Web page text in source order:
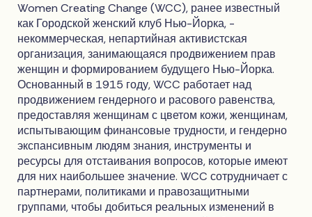
Women Creating Change (WCC), ранее известный
как Городской женский клуб Нью-Йорка, -
некоммерческая, непартийная активистская
организация, занимающаяся продвижением прав
женщин и формированием будущего Нью-Йорка.
Основанный в 1915 году, WCC работает над
продвижением гендерного и расового равенства,
предоставляя женщинам с цветом кожи, женщинам,
испытывающим финансовые трудности, и гендерно
экспансивным людям знания, инструменты и
ресурсы для отстаивания вопросов, которые имеют
для них наибольшее значение. WCC сотрудничает с
партнерами, политиками и правозащитными
группами, чтобы добиться реальных изменений в